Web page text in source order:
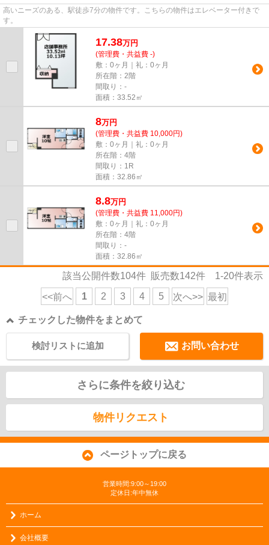
高いニーズのある、駅徒歩7分の物件です。こちらの物件はエレベーター付きで
す。
17.38万円
(管理費・共益費 -)
敷：0ヶ月｜礼：0ヶ月
所在階：2階
間取り：-
面積：33.52㎡
8万円
(管理費・共益費 10,000円)
敷：0ヶ月｜礼：0ヶ月
所在階：4階
間取り：1R
面積：32.86㎡
8.8万円
(管理費・共益費 11,000円)
敷：0ヶ月｜礼：0ヶ月
所在階：4階
間取り：-
面積：32.86㎡
該当公開件数104件 販売数142件 1-20件表示
<<前へ 1 2 3 4 5 次へ>> 最初
チェックした物件をまとめて
お問い合わせ
検討リストに追加
さらに条件を絞り込む
物件リクエスト
ページトップに戻る
営業時間:9:00～19:00
定休日:年中無休
ホーム
会社概要